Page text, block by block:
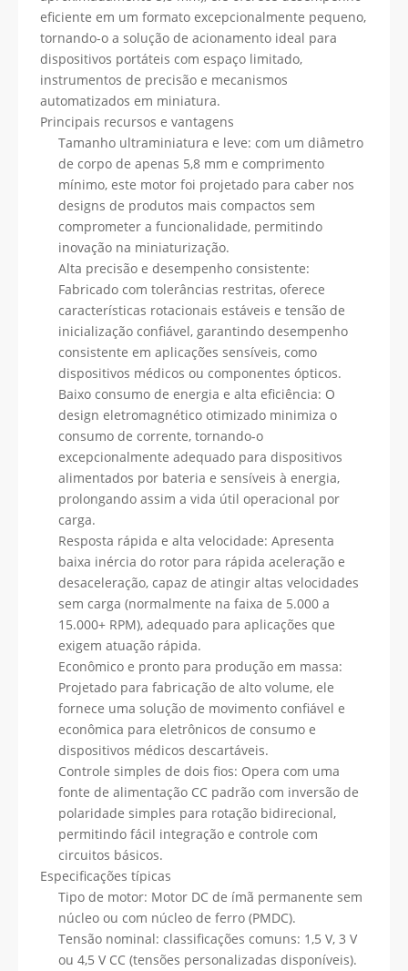
eficiente em um formato excepcionalmente pequeno,
tornando-o a solução de acionamento ideal para
dispositivos portáteis com espaço limitado,
instrumentos de precisão e mecanismos
automatizados em miniatura.
Principais recursos e vantagens
Tamanho ultraminiatura e leve: com um diâmetro
de corpo de apenas 5,8 mm e comprimento
mínimo, este motor foi projetado para caber nos
designs de produtos mais compactos sem
comprometer a funcionalidade, permitindo
inovação na miniaturização.
Alta precisão e desempenho consistente:
Fabricado com tolerâncias restritas, oferece
características rotacionais estáveis ​​e tensão de
inicialização confiável, garantindo desempenho
consistente em aplicações sensíveis, como
dispositivos médicos ou componentes ópticos.
Baixo consumo de energia e alta eficiência: O
design eletromagnético otimizado minimiza o
consumo de corrente, tornando-o
excepcionalmente adequado para dispositivos
alimentados por bateria e sensíveis à energia,
prolongando assim a vida útil operacional por
carga.
Resposta rápida e alta velocidade: Apresenta
baixa inércia do rotor para rápida aceleração e
desaceleração, capaz de atingir altas velocidades
sem carga (normalmente na faixa de 5.000 a
15.000+ RPM), adequado para aplicações que
exigem atuação rápida.
Econômico e pronto para produção em massa:
Projetado para fabricação de alto volume, ele
fornece uma solução de movimento confiável e
econômica para eletrônicos de consumo e
dispositivos médicos descartáveis.
Controle simples de dois fios: Opera com uma
fonte de alimentação CC padrão com inversão de
polaridade simples para rotação bidirecional,
permitindo fácil integração e controle com
circuitos básicos.
Especificações típicas
Tipo de motor: Motor DC de ímã permanente sem
núcleo ou com núcleo de ferro (PMDC).
Tensão nominal: classificações comuns: 1,5 V, 3 V
ou 4,5 V CC (tensões personalizadas disponíveis).